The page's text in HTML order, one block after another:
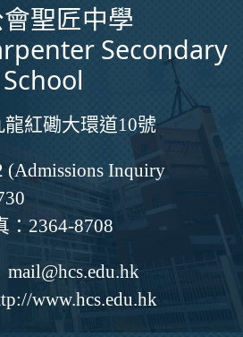
聖匠中學
Secondary
School
龍紅磡大環道10號
(Admissions Inquiry
： 2364-8708
mail@hcs.edu.hk
www.hcs.edu.hk